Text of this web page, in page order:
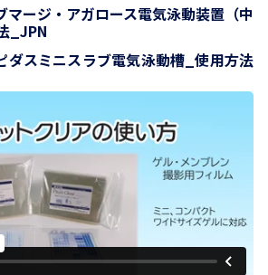
マージ・アガロース電気泳動装置（中
_JPN
ダスミニスラブ電気泳動槽_使用方法